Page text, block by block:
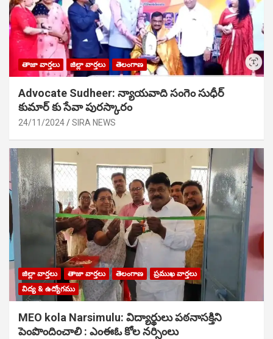
తాజా వార్తలు జిల్లా వార్తలు తెలంగాణ
Advocate Sudheer: న్యాయవాది సంగెం సుధీర్
కుమార్ కు సేవా పురస్కారం
24/11/2024 SIRA NEWS
జిల్లా వార్తలు తాజా వార్తలు తెలంగాణ
ప్రముఖ వార్తలు
విద్య & ఉద్యోగము
MEO kola Narsimulu: విద్యార్థులు పఠ‌నాసక్తిని
పెంపొందించాలి : ఎంఈఓ కోల నర్సింలు